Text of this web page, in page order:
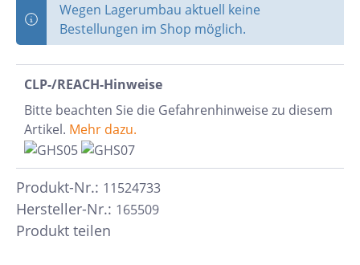
Wegen Lagerumbau aktuell keine
Bestellungen im Shop möglich.
CLP-/REACH-Hinweise
Bitte beachten Sie die Gefahrenhinweise zu diesem
Artikel. Mehr dazu.
Hersteller-Nr.: 165509
Produkt-Nr.: 11524733
Produkt teilen